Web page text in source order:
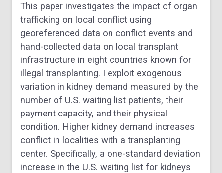
This paper investigates the impact of organ
trafficking on local conflict using
georeferenced data on conflict events and
hand-collected data on local transplant
infrastructure in eight countries known for
illegal transplanting. I exploit exogenous
variation in kidney demand measured by the
number of U.S. waiting list patients, their
payment capacity, and their physical
condition. Higher kidney demand increases
conflict in localities with a transplanting
center. Specifically, a one-standard deviation
increase in the U.S. waiting list for kidneys